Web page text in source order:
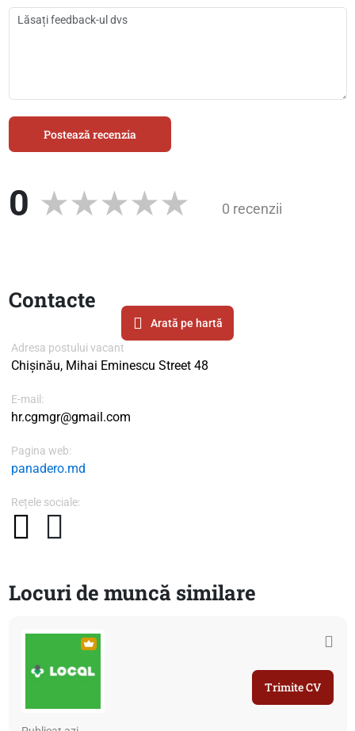
Postează recenzia
0 0 recenzii
Contacte
Arată pe hartă
Adresa postului vacant
Chișinău, Mihai Eminescu Street 48
E-mail:
hr.cgmgr@gmail.com
Pagina web:
panadero.md
Rețele sociale:
Locuri de muncă similare
Trimite CV